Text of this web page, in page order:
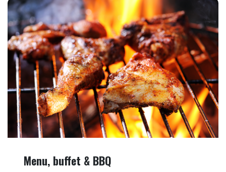
Menu, buffet & BBQ